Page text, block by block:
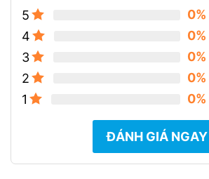
5 0%
4
0%
3
0%
2
0%
1
0%
ĐÁNH GIÁ NGAY